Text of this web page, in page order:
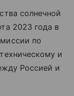
солнечной
2023 года в
по
и
Россией и